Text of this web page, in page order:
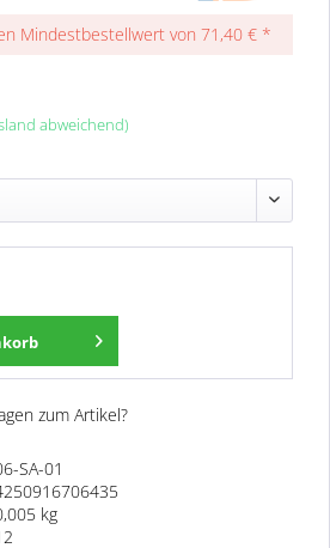
Mindestbestellwert von 71,40 € *
abweichend)
zum Artikel?
SA-01
kg